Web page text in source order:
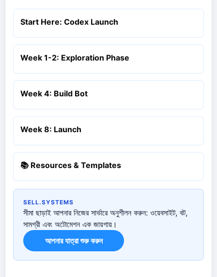
Start Here: Codex Launch
Week 1-2: Exploration Phase
Week 4: Build Bot
Week 8: Launch
📚 Resources & Templates
SELL.SYSTEMS
সীমা ছাড়াই আপনার নিজের সার্ভারে অনুশীলন করুন: ওয়েবসাইট, বট,
সামগ্রী এবং অটোমেশন এক জায়গায়।
আপনার যাত্রা শুরু করুন